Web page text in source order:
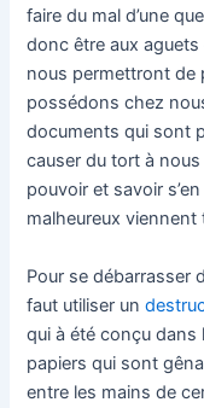
faire du mal d’une
donc être aux aguets
nous permettront de
possédons chez
documents qui sont
causer du tort à nous
pouvoir et savoir
malheureux
Pour se débarrasser
faut utiliser un
qui à été conçu dans
papiers qui sont
entre les mains de